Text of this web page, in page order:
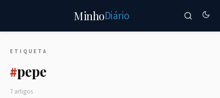
MinhoDiário
ETIQUETA
#pepe
7 artigos